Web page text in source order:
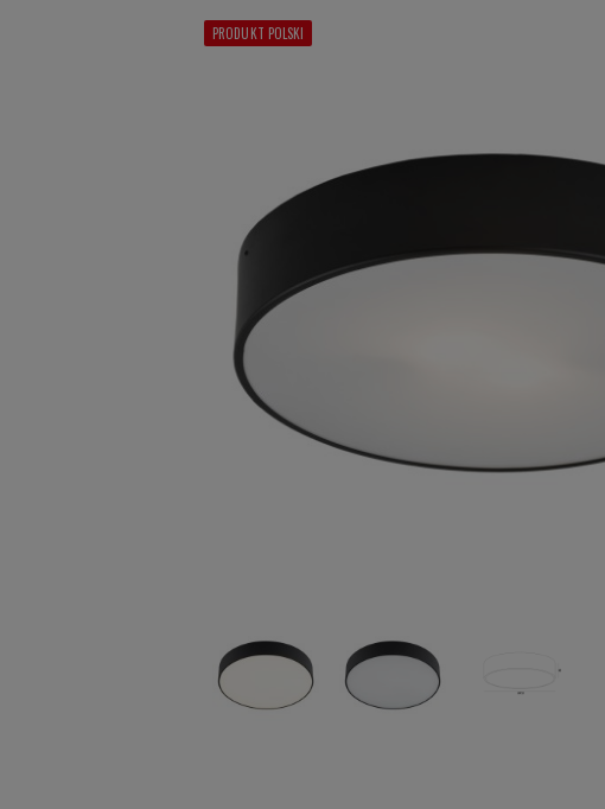
PRODUKT POLSKI